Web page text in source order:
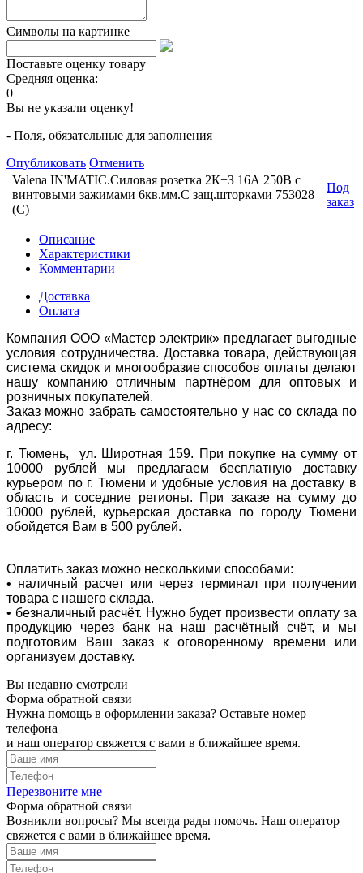
Символы на картинке
Поставьте оценку товару
Средняя оценка:
0
Вы не указали оценку!
- Поля, обязательные для заполнения
Опубликовать Отменить
Valena IN'MATIC.Силовая розетка 2К+З 16А 250В с
винтовыми зажимами 6кв.мм.С защ.шторками 753028
(С)
Под
заказ
Описание
Характеристики
Комментарии
Доставка
Оплата
Компания ООО «Мастер электрик» предлагает выгодные
условия сотрудничества. Доставка товара, действующая
система скидок и многообразие способов оплаты делают
нашу компанию отличным партнёром для оптовых и
розничных покупателей.
Заказ можно забрать самостоятельно у нас со склада по
адресу:
г. Тюмень, ул. Широтная 159. При покупке на сумму от
10000 рублей мы предлагаем бесплатную доставку
курьером по г. Тюмени и удобные условия на доставку в
область и соседние регионы. При заказе на сумму до
10000 рублей, курьерская доставка по городу Тюмени
обойдется Вам в 500 рублей.
Оплатить заказ можно несколькими способами:
• наличный расчет или через терминал при получении
товара с нашего склада.
• безналичный расчёт. Нужно будет произвести оплату за
продукцию через банк на наш расчётный счёт, и мы
подготовим Ваш заказ к оговоренному времени или
организуем доставку.
Вы недавно смотрели
Форма обратной связи
Нужна помощь в оформлении заказа? Оставьте номер
телефона
и наш оператор свяжется с вами в ближайшее время.
Перезвоните мне
Форма обратной связи
Возникли вопросы? Мы всегда рады помочь. Наш оператор
свяжется с вами в ближайшее время.